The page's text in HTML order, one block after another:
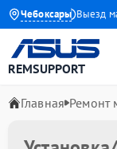
Чебоксары
до 1 года Выезд
REMSUPPORT
Главная Ремонт